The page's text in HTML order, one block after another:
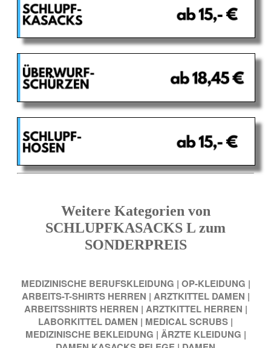
Weitere Kategorien von
SCHLUPFKASACKS L zum
SONDERPREIS
MEDIZINISCHE BERUFSKLEIDUNG | OP-KLEIDUNG |
ARBEITS-T-SHIRTS HERREN | ARZTKITTEL DAMEN |
ARBEITSSHIRTS HERREN | ARZTKITTEL HERREN |
LABORKITTEL DAMEN | MEDICAL SCRUBS |
MEDIZINISCHE BEKLEIDUNG | ÄRZTE KLEIDUNG |